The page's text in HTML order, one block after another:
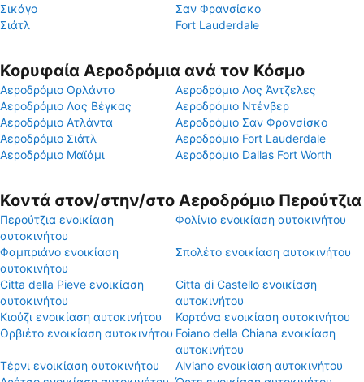
Σικάγο
Σαν Φρανσίσκο
Σιάτλ
Fort Lauderdale
Κορυφαία Αεροδρόμια ανά τον Κόσμο
Αεροδρόμιο Ορλάντο
Αεροδρόμιο Λος Άντζελες
Αεροδρόμιο Λας Βέγκας
Αεροδρόμιο Ντένβερ
Αεροδρόμιο Ατλάντα
Αεροδρόμιο Σαν Φρανσίσκο
Αεροδρόμιο Σιάτλ
Αεροδρόμιο Fort Lauderdale
Αεροδρόμιο Μαϊάμι
Αεροδρόμιο Dallas Fort Worth
Κοντά στον/στην/στο Αεροδρόμιο Περούτζια
Περούτζια ενοικίαση
αυτοκινήτου
Φολίνιο ενοικίαση αυτοκινήτου
Φαμπριάνο ενοικίαση
αυτοκινήτου
Σπολέτο ενοικίαση αυτοκινήτου
Citta della Pieve ενοικίαση
αυτοκινήτου
Citta di Castello ενοικίαση
αυτοκινήτου
Κιούζι ενοικίαση αυτοκινήτου
Κορτόνα ενοικίαση αυτοκινήτου
Ορβιέτο ενοικίαση αυτοκινήτου Foiano della Chiana ενοικίαση
αυτοκινήτου
Τέρνι ενοικίαση αυτοκινήτου
Alviano ενοικίαση αυτοκινήτου